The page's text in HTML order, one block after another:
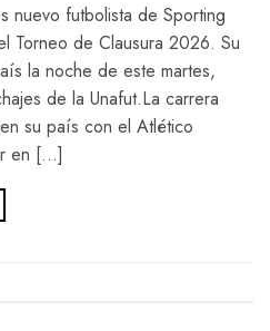
nuevo futbolista de Sporting
Torneo de Clausura 2026. Su
la noche de este martes,
de la Unafut.La carrera
su país con el Atlético
en […]